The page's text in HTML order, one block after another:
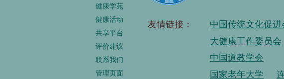
健康学苑
健康活动
共享平台
评价建议
联系我们
管理页面
友情链接： 中国传统文化促进
大健康工作委员会
中国道教学会
国家老年大学